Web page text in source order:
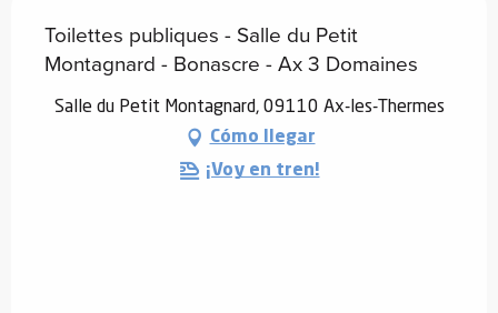
Toilettes publiques - Salle du Petit
Montagnard - Bonascre - Ax 3 Domaines
Salle du Petit Montagnard, 09110 Ax-les-Thermes
Cómo llegar
¡Voy en tren!